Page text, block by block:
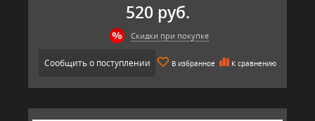
520 руб.
Скидки при покупке
Сообщить о поступлении В избранное К сравнению